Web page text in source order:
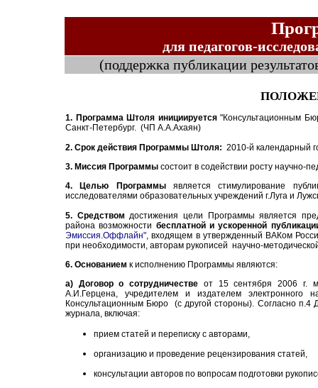
для педагогов-
(поддержка публикации
1. Программа Штоля инициируется"Консультационным
Санкт-Петербург. (ЧП А.А.Ахаян)
2. Срок действия Программы Штоля: 2010-й календарный
3. Миссия Программы состоит в содействии росту научно-
4. Целью Программыявляется стимулирование
исследователями образовательных учреждений г.Луга и
5. Средством достижения цели Программы является
района возможности бесплатной и ускоренной
Эмиссия.Оффлайн" , входящем в утвержденный ВАКом
при необходимости, авторам рукописей научно-
6. Основанием к исполнению Программы являются:
а) Договор о сотрудничестве от 15 сентября 2006 г.
А.И.Герцена, учредителем и издателем электронного
Консультационным Бюро (с другой стороны). Согласно п.4
журнала, включая:
прием статей и переписку с авторами,
организацию и проведение рецензирования статей,
консультации авторов по вопросам подготовки